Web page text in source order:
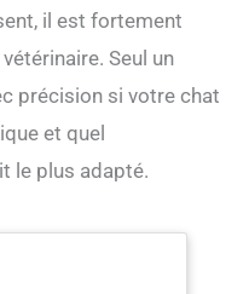
il est fortement
Seul un
précision si votre chat
et quel
le plus adapté.